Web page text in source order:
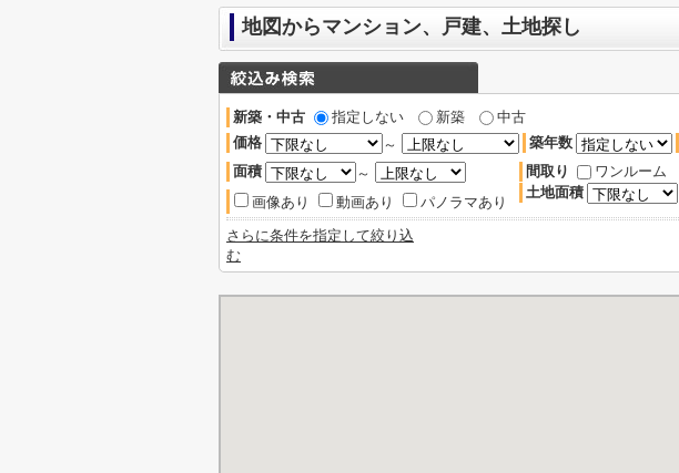
地図からマンション、戸建、土地探し
新築・中古 指定しない 新築
中古
価格
～ 築年数
面積
～
画像あり
動画あり パノラマあり
間取り ワンルーム
土地面積
さらに条件を指定して絞り込
む